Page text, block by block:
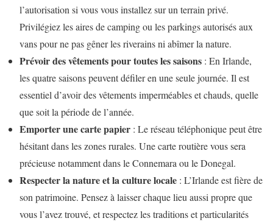
l’autorisation si vous vous installez sur un terrain privé.
Privilégiez les aires de camping ou les parkings autorisés aux
vans pour ne pas gêner les riverains ni abîmer la nature.
Prévoir des vêtements pour toutes les saisons : En Irlande,
les quatre saisons peuvent défiler en une seule journée. Il est
essentiel d’avoir des vêtements imperméables et chauds, quelle
que soit la période de l’année.
Emporter une carte papier : Le réseau téléphonique peut être
hésitant dans les zones rurales. Une carte routière vous sera
précieuse notamment dans le Connemara ou le Donegal.
Respecter la nature et la culture locale : L’Irlande est fière de
son patrimoine. Pensez à laisser chaque lieu aussi propre que
vous l’avez trouvé, et respectez les traditions et particularités